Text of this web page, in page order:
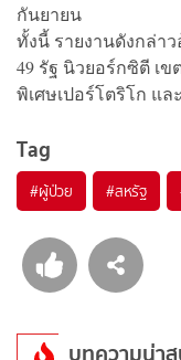
กันยายน
ทั้งนี้ รายงานดังกล่า
49 รัฐ นิวยอร์กซิตี เ
พิเศษเปอร์โตริโก แ
Tag
#ผู้ป่วย #สหรัฐ